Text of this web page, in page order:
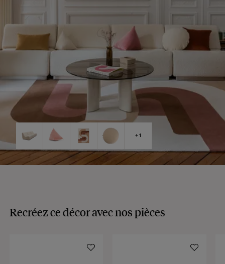
Recréez ce décor avec nos pièces